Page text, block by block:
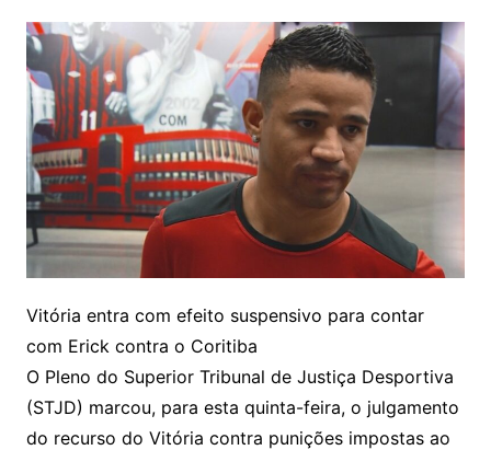
Vitória entra com efeito suspensivo para contar
com Erick contra o Coritiba
O Pleno do Superior Tribunal de Justiça Desportiva
(STJD) marcou, para esta quinta-feira, o julgamento
do recurso do Vitória contra punições impostas ao